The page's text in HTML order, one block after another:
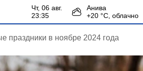
чт, 06 авг.
23:35
Анива
+20 °С, облачно
праздники в ноябре 2024 года